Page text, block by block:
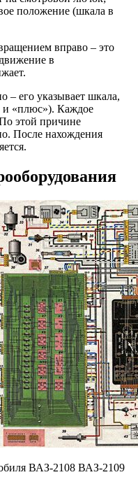
положение (шкала в
вправо – это
в
– его указывает шкала,
и «плюс»). Каждое
По этой причине
После нахождения
ВАЗ-2108 ВАЗ-2109